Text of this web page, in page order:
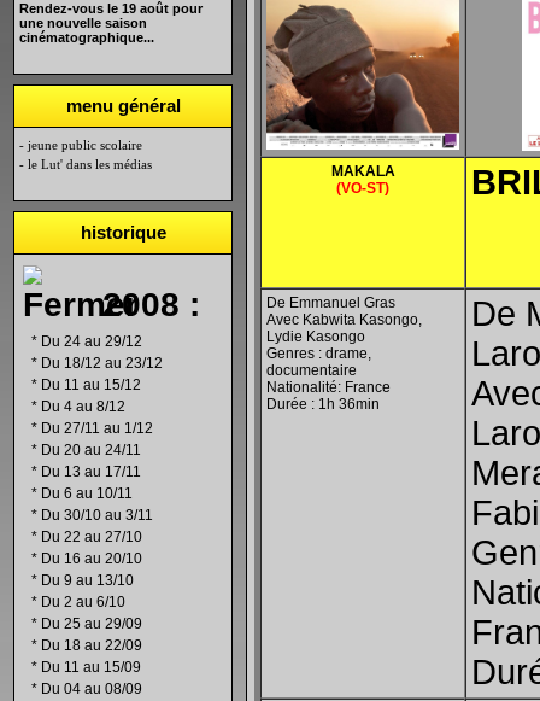
Rendez-vous le 19 août pour
une nouvelle saison
cinématographique...
menu général
- jeune public scolaire
- le Lut' dans les médias
historique
2008 :
* Du 24 au 29/12
* Du 18/12 au 23/12
* Du 11 au 15/12
* Du 4 au 8/12
* Du 27/11 au 1/12
* Du 20 au 24/11
* Du 13 au 17/11
* Du 6 au 10/11
* Du 30/10 au 3/11
* Du 22 au 27/10
* Du 16 au 20/10
* Du 9 au 13/10
* Du 2 au 6/10
* Du 25 au 29/09
* Du 18 au 22/09
* Du 11 au 15/09
* Du 04 au 08/09
MAKALA
(VO-ST)
De Emmanuel Gras
Avec Kabwita Kasongo,
Lydie Kasongo
Genres : drame,
documentaire
Nationalité: France
Durée : 1h 36min
De